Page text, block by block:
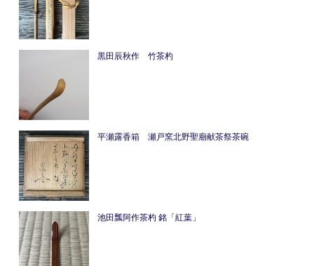
黒田辰秋作 竹茶杓
平瀬露香箱 瀬戸窯北野聖廟献茶祭茶碗
池田瓢阿作茶杓 銘「紅葉」